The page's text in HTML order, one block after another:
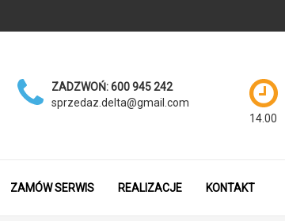
ZADZWOŃ:600 945 242
sprzedaz.delta@gmail.com
14.00
ZAMÓW SERWIS REALIZACJE KONTAKT